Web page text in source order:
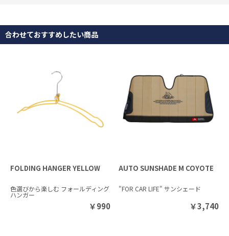
合わせておすすめしたい商品
FOLDING HANGER YELLOW
色選びから楽しむ フォールディング
ハンガー
￥990
AUTO SUNSHADE M COYOTE
"FOR CAR LIFE" サンシェード
￥3,740